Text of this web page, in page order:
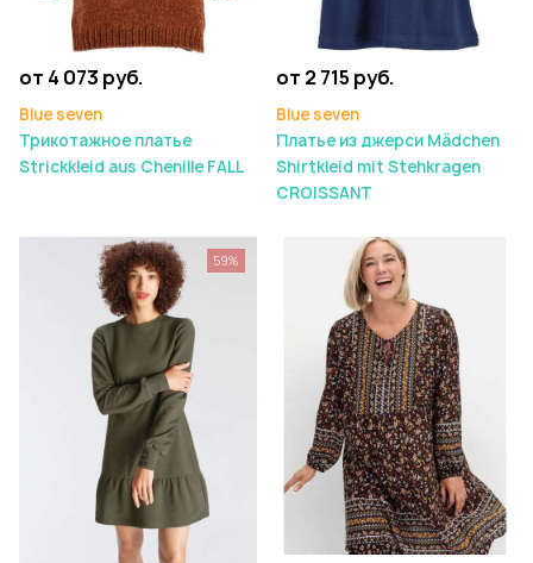
от 4 073 руб.
Blue seven
Трикотажное платье
Strickkleid aus Chenille FALL
от 2 715 руб.
Blue seven
Платье из джерси Mädchen
Shirtkleid mit Stehkragen
CROISSANT
59%